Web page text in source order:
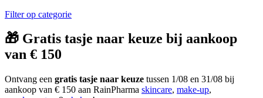
Filter op categorie
🎁 Gratis tasje naar keuze bij aankoop
van € 150
Ontvang een gratis tasje naar keuze tussen 1/08 en 31/08 bij
aankoop van € 150 aan RainPharma skincare, make-up,